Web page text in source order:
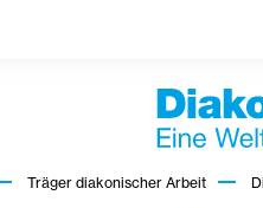
Träger diakonischer Arbeit